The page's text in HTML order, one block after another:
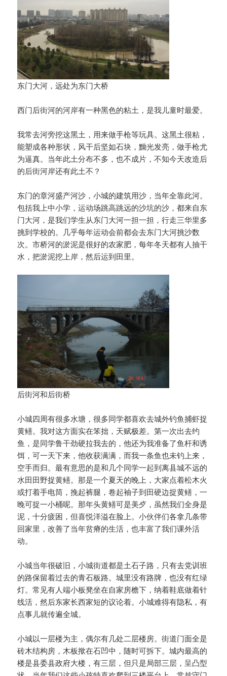
东门大河，远处为东门大桥
西门后街河的河岸有一种黑色的粘土，是我儿童时最爱。
我常去河旁挖这黑土，用来做手枪等玩具。这黑土很粘，
能塑成各种形状，风干后坚如石块，黝光发亮，做手枪尤
为逼真。当年此土分布不多，也不成片，不知今天改造后
的后街河岸还有此土不？
东门的章河盛产河沙，小城的建筑用沙，当年全靠此河。
包括我上中小学，运动场跳高跳远的沙坑的沙，都来自东
门大河，是我们学生从东门大河一担一担，行走三华里多
挑到学校的。几乎每年运动会前都会去东门大河挑沙数
次。市桥河的淤泥是很好的农家肥，每年冬天都有人抽干
水，把淤泥挖上岸，然后运到田里。
后街河和后街桥
小城四周有很多水塘，很多同学都喜欢去城外钓鱼捕虾捉
黄鳝。我对这方面实在笨拙，天赋极差。第一次出去约
鱼，是同学鲁干劲硬拉我去的，他还为我准备了鱼杆和诱
饵，可一天下来，他收获满满，而我一条鱼也未钓上来，
空手而归。最有意思的是和几个同学一起到离县城不远的
水田田野捉黄鳝。那是一个夏天的晚上，大家点着松木火
或打着手电筒，挽起裤腿，卷起袖子到田硬边捉黄鳝，一
晚可捉一小桶呢。那年头黄鳝可是美歺，虽然我们全身是
泥，十分疲困，但喜悦洋溢在脸上。小伙伴们各拿几条带
回家里，改善了当年贫瘠的生活，也丰富了我们课外活
动。
小城当年很破旧，小城街道都是土石子路，只有去党训班
的路保留着过去的青石板路。城里没有路牌，也没有红绿
灯。常见有人端小板凳坐在自家房檐下，纳着鞋底做着针
线活，然后东家长西家短的议论着。小城难得有隐私，有
点事儿就传遍全城。
小城以一层楼为主，偶尔有几处二层楼房。街道门面全是
砖木结构房，木板揿在石凹中，随时可拆下。城内最高的
楼是县委县政府大楼，有三层，但只是局部三层，呈凸型